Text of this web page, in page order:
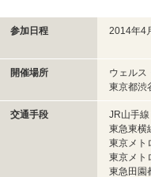
参加日程 2014年4
開催場所
ウェル
東京都渋
交通手段
JR山手
東急東横
東京メト
東京メト
東急田園